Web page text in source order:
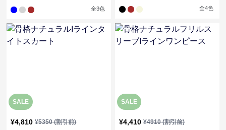
全3色 全4色
SALE
¥4,810 ¥5350(割引前)
SALE
¥4,410 ¥4910(割引前)